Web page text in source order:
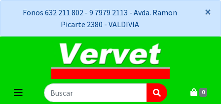
Fonos 632 211 802 - 9 7979 2113 - Avda. Ramon
Picarte 2380 - VALDIVIA
×
×
0